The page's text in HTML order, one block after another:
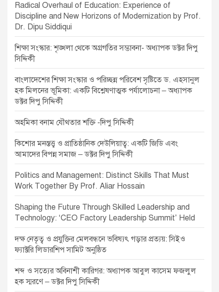
Radical Overhaul of Education: Experience of
Discipline and New Horizons of Modernization by Prof.
Dr. Dipu Siddiqui
শিক্ষা সংস্কার: শৃঙ্খলা থেকে অগ্রগতির সম্ভাবনা- অধ্যাপক ডক্টর দিপু
সিদ্দিকী
বাংলাদেশের শিক্ষা সংস্কার ও পরিচ্ছন্ন পরিবেশ সৃষ্টিতে ড. এহসানুল
হক মিলনের ভূমিকা: একটি বিশ্লেষণাত্মক পর্যালোচনা – অধ্যাপক
ডক্টর দিপু সিদ্দিকী
অহমিকা বনাম যৌথতার শক্তি -দিপু সিদ্দিকী
কিশোর মনস্তত্ত্ব ও প্রাতিষ্ঠানিক দেউলিয়াত্ব: একটি জিডি এবং
আমাদের বিপন্ন সমাজ – ডক্টর দিপু সিদ্দিকী
Politics and Management: Distinct Skills That Must
Work Together By Prof. Aliar Hossain
Shaping the Future Through Skilled Leadership and
Technology: ‘CEO Factory Leadership Summit’ Held
দক্ষ নেতৃত্ব ও প্রযুক্তির মেলবন্ধনে ভবিষ্যৎ গড়ার প্রত্যয়: সিইও
ফ্যাক্টরি লিডারশিপ সামিট অনুষ্ঠিত
শব্দ ও সত্যের অবিনাশী কারিগর: অধ্যাপক আবুল কাসেম ফজলুল
হক স্মরণে – ডক্টর দিপু সিদ্দিকী